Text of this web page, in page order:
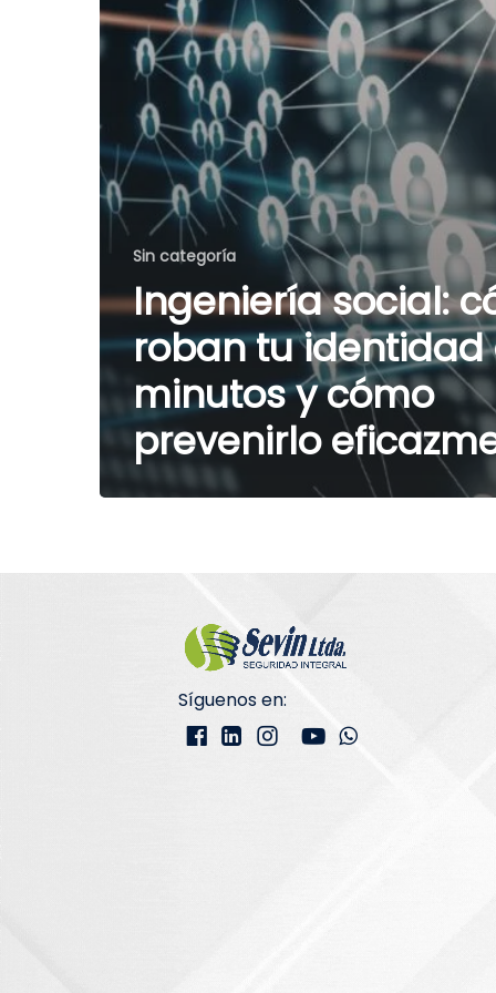
Sin categoría
Ingeniería social:
roban tu identidad
minutos y cómo
prevenirlo
Síguenos en: